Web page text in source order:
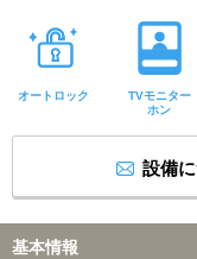
オートロック
TVモニター
ホン
設備
基本情報